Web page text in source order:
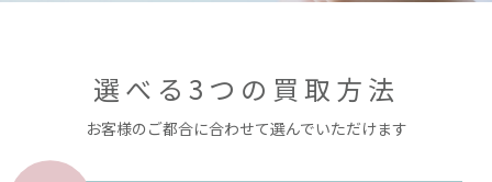
選べる3つの買取方法
お客様のご都合に合わせて選んでいただけます